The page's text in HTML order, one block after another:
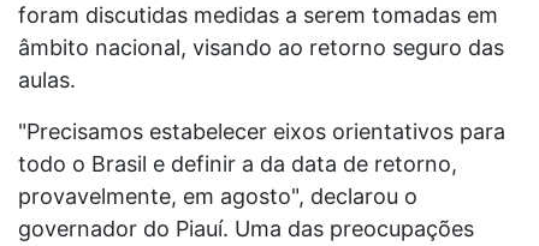
foram discutidas medidas a serem tomadas em
âmbito nacional, visando ao retorno seguro das
aulas.
"Precisamos estabelecer eixos orientativos para
todo o Brasil e definir a da data de retorno,
provavelmente, em agosto", declarou o
governador do Piauí. Uma das preocupações